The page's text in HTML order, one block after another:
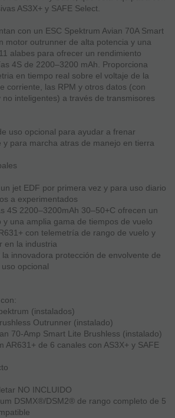
AS3X+ y SAFE Select.
con un ESC Spektrum Avian 70A Smart
motor outrunner de alta potencia y una
alabes para ofrecer un rendimiento
4S de 2200–3200 mAh. Proporciona
en tiempo real sobre el voltaje de la
corriente, las RPM y otros datos (con
inteligentes) a través de transmisores
uso opcional para ayudar a frenar
y para marcha atras de manejo en tierra
jet EDF por primera vez y para uso diario
a experimentados
4S 2200–3200mAh 30–50+C ofrecen un
y una amplia gama de tiempos de vuelo
con telemetría de rango de vuelo y
en la industria
innovadora protección de envolvente de
opcional
(instalados)
Outrunner (instalado)
70-Amp Smart Lite Brushless (instalado)
AR631+ de 6 canales con AS3X+ y SAFE
NO INCLUIDO
DSMX®/DSM2® de rango completo de 5